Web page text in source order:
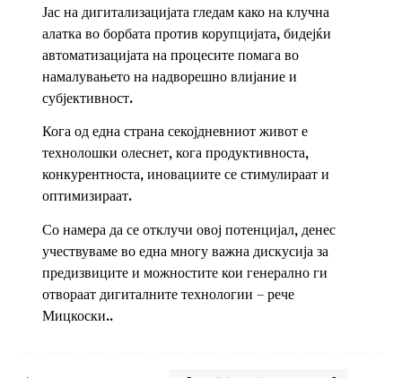
Јас на дигитализацијата гледам како на клучна
алатка во борбата против корупцијата, бидејќи
автоматизацијата на процесите помага во
намалувањето на надворешно влијание и
субјективност.
Кога од една страна секојдневниот живот е
технолошки олеснет, кога продуктивноста,
конкурентноста, иновациите се стимулираат и
оптимизираат.
Со намера да се отклучи овој потенцијал, денес
учествуваме во една многу важна дискусија за
предизвиците и можностите кои генерално ги
отвораат дигиталните технологии – рече
Мицкоски..